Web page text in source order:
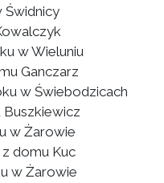
Świdnicy
w Wieluniu
Ganczarz
w Świebodzicach
Buszkiewicz
w Żarowie
z domu Kuc
w Żarowie